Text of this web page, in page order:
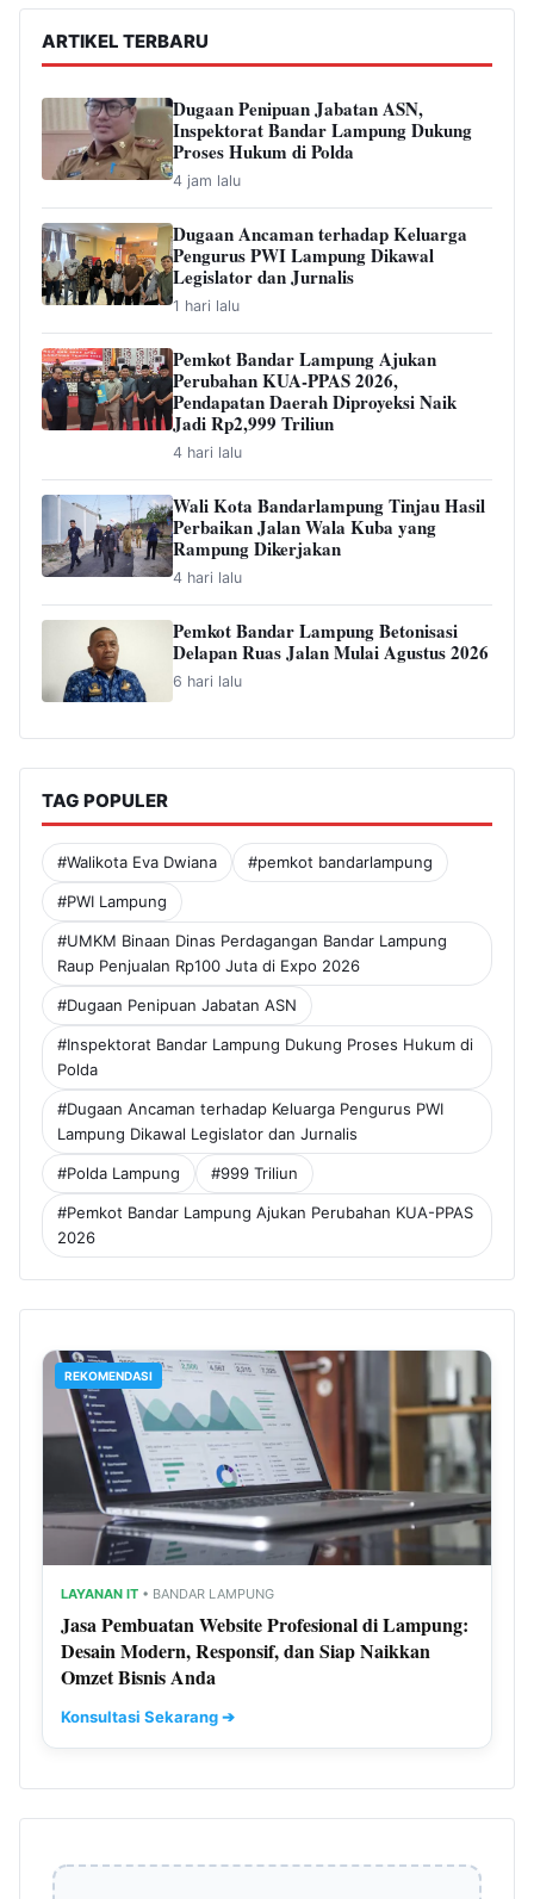
ARTIKEL TERBARU
Dugaan Penipuan Jabatan ASN,
Inspektorat Bandar Lampung Dukung
Proses Hukum di Polda
4 jam lalu
Dugaan Ancaman terhadap Keluarga
Pengurus PWI Lampung Dikawal
Legislator dan Jurnalis
1 hari lalu
Pemkot Bandar Lampung Ajukan
Perubahan KUA-PPAS 2026,
Pendapatan Daerah Diproyeksi Naik
Jadi Rp2,999 Triliun
4 hari lalu
Wali Kota Bandarlampung Tinjau Hasil
Perbaikan Jalan Wala Kuba yang
Rampung Dikerjakan
4 hari lalu
Pemkot Bandar Lampung Betonisasi
Delapan Ruas Jalan Mulai Agustus 2026
6 hari lalu
TAG POPULER
#Walikota Eva Dwiana #pemkot bandarlampung
#PWI Lampung
#UMKM Binaan Dinas Perdagangan Bandar Lampung
Raup Penjualan Rp100 Juta di Expo 2026
#Dugaan Penipuan Jabatan ASN
#Inspektorat Bandar Lampung Dukung Proses Hukum di
Polda
#Dugaan Ancaman terhadap Keluarga Pengurus PWI
Lampung Dikawal Legislator dan Jurnalis
#Polda Lampung #999 Triliun
#Pemkot Bandar Lampung Ajukan Perubahan KUA-PPAS
2026
REKOMENDASI
LAYANAN IT • BANDAR LAMPUNG
Jasa Pembuatan Website Profesional di Lampung:
Desain Modern, Responsif, dan Siap Naikkan
Omzet Bisnis Anda
Konsultasi Sekarang ➔